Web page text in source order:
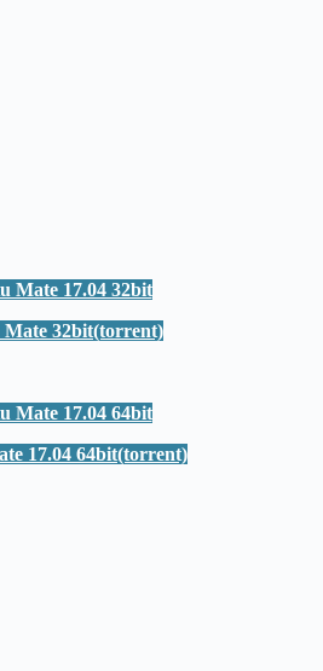
Mate 17.04 32bit
32bit(torrent)
Mate 17.04 64bit
17.04 64bit(torrent)